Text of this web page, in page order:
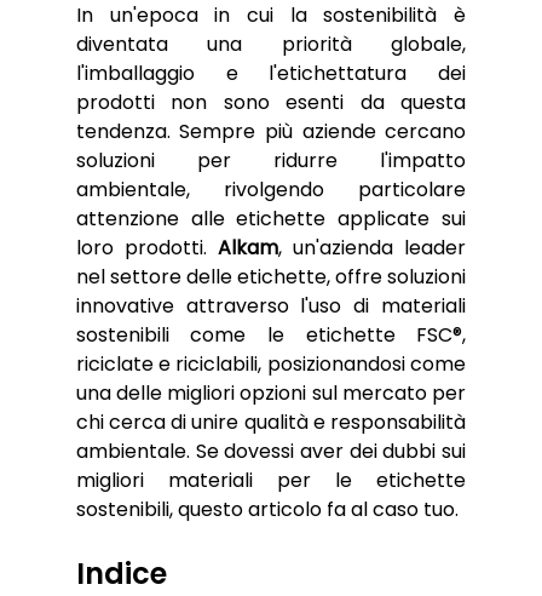
In un'epoca in cui la sostenibilità è
diventata una priorità globale,
l'imballaggio e l'etichettatura dei
prodotti non sono esenti da questa
tendenza. Sempre più aziende cercano
soluzioni per ridurre l'impatto
ambientale, rivolgendo particolare
attenzione alle etichette applicate sui
loro prodotti. Alkam, un'azienda leader
nel settore delle etichette, offre soluzioni
innovative attraverso l'uso di materiali
sostenibili come le etichette FSC®,
riciclate e riciclabili, posizionandosi come
una delle migliori opzioni sul mercato per
chi cerca di unire qualità e responsabilità
ambientale. Se dovessi aver dei dubbi sui
migliori materiali per le etichette
sostenibili, questo articolo fa al caso tuo.
Indice